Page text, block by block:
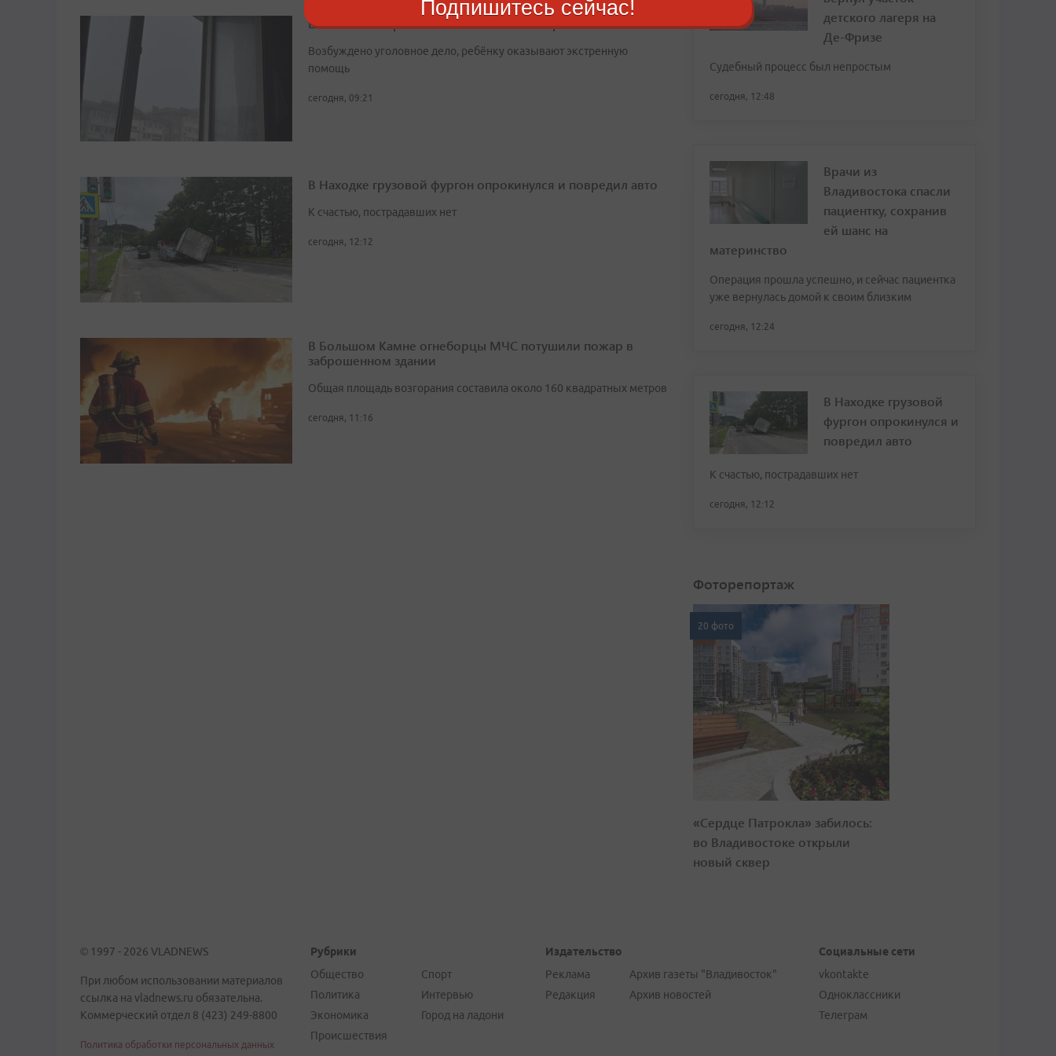
Шестилетний ребенок выпал из окна в Артёме
Возбуждено уголовное дело, ребёнку оказывают экстренную
помощь
сегодня, 09:21
В Находке грузовой фургон опрокинулся и повредил авто
К счастью, пострадавших нет
сегодня, 12:12
В Большом Камне огнеборцы МЧС потушили пожар в
заброшенном здании
Общая площадь возгорания составила около 160 квадратных метров
сегодня, 11:16
детского лагеря на
Де-Фризе
Судебный процесс был непростым
сегодня, 12:48
Врачи из
Владивостока спасли
пациентку, сохранив
ей шанс на
материнство
Операция прошла успешно, и сейчас пациентка
уже вернулась домой к своим близким
сегодня, 12:24
В Находке грузовой
фургон опрокинулся и
повредил авто
К счастью, пострадавших нет
сегодня, 12:12
Фоторепортаж
20 фото
«Сердце Патрокла» забилось:
во Владивостоке открыли
новый сквер
© 1997 - 2026 VLADNEWS
При любом использовании материалов
ссылка на vladnews.ru обязательна.
Коммерческий отдел 8 (423) 249-8800
Политика обработки персональных данных
Рубрики
Общество
Политика
Экономика
Происшествия
Спорт
Интервью
Город на ладони
Издательство
Реклама
Редакция
Архив газеты "Владивосток"
Архив новостей
Социальные сети
vkontakte
Одноклассники
Телеграм
Подпишитесь сейчас!